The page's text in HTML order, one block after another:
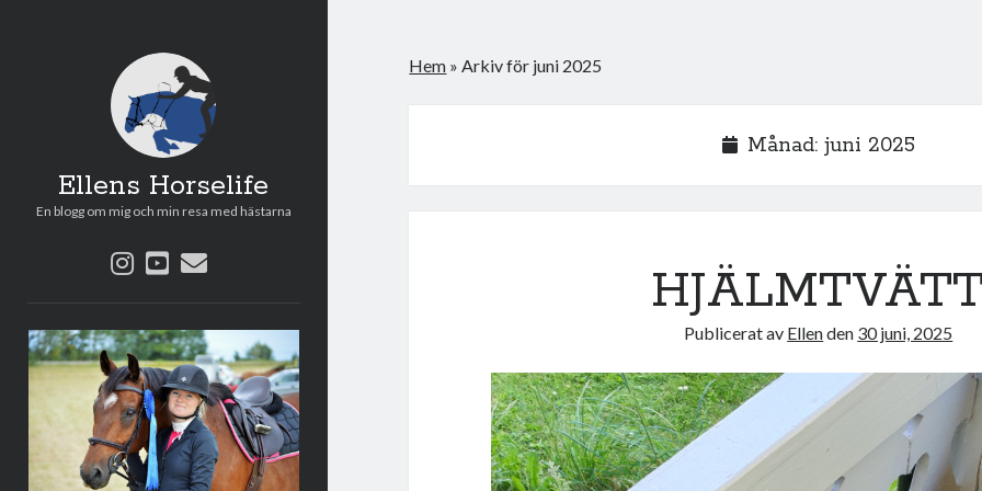
Ellens Horselife
En blogg om mig och min resa med hästarna
instagram
youtube
e-
Sidopanel
Hem »Arkiv för juni 2025
Månad: juni 2025
Publicerat av Ellenden 30 juni, 2025